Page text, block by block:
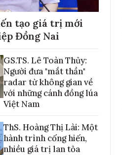
tạo giá trị mới
Đồng Nai
GS.TS. Lê Toàn Thủy:
Người đưa "mắt thần"
radar từ không gian về
với những cánh đồng lúa
Việt Nam
ThS. Hoàng Thị Lài: Một
hành trình cống hiến,
nhiều giá trị lan tỏa